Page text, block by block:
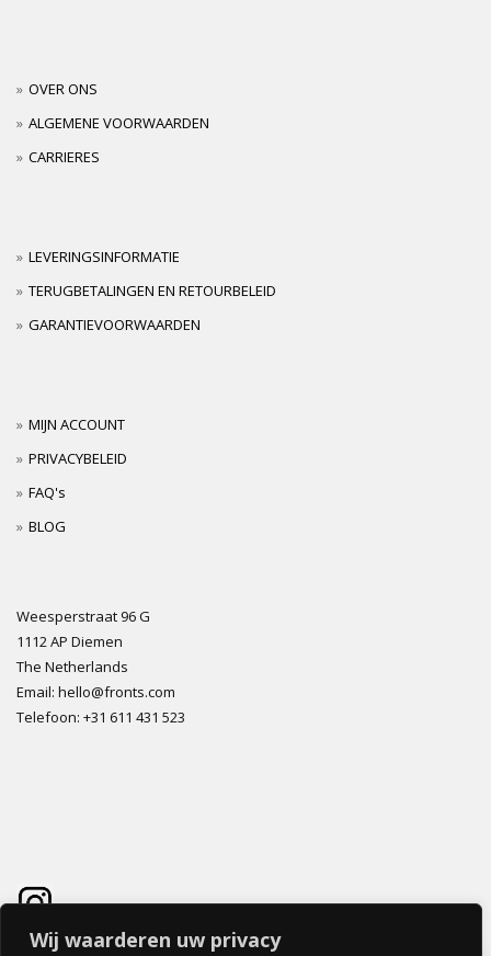
Wij waarderen uw privacy
OVER ONS
ALGEMENE VOORWAARDEN
CARRIERES
LEVERINGSINFORMATIE
TERUGBETALINGEN EN RETOURBELEID
GARANTIEVOORWAARDEN
MIJN ACCOUNT
PRIVACYBELEID
FAQ's
BLOG
Weesperstraat 96 G
1112 AP Diemen
The Netherlands
Email: hello@fronts.com
Telefoon: +31 611 431 523